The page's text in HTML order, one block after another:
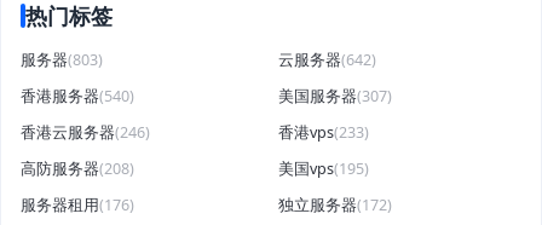
热门标签
服务器(803) 云服务器(642)
香港服务器(540) 美国服务器(307)
香港云服务器(246) 香港vps(233)
高防服务器(208) 美国vps(195)
服务器租用(176) 独立服务器(172)